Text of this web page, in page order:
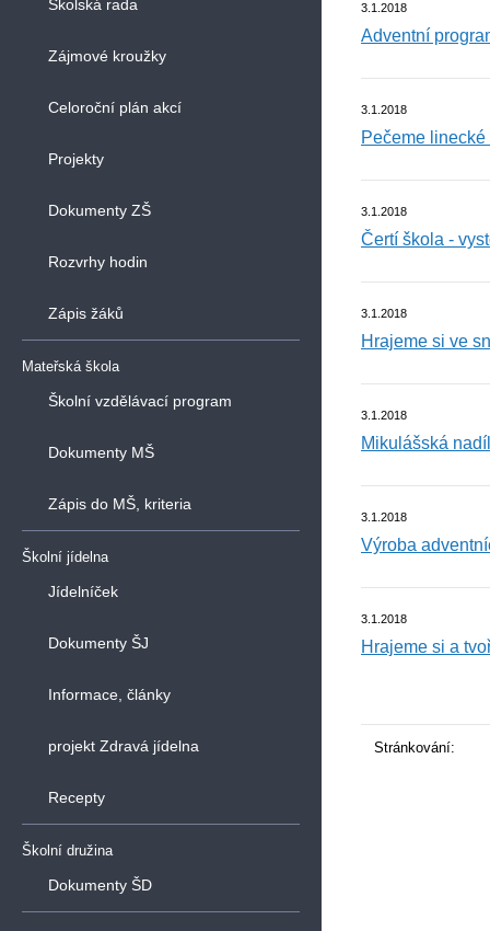
Školská rada
Zájmové kroužky
Celoroční plán akcí
Projekty
Dokumenty ZŠ
Rozvrhy hodin
Zápis žáků
Mateřská škola
Školní vzdělávací program
Dokumenty MŠ
Zápis do MŠ, kriteria
Školní jídelna
Jídelníček
Dokumenty ŠJ
Informace, články
projekt Zdravá jídelna
Recepty
Školní družina
Dokumenty ŠD
3.1.2018
Adventní
3.1.2018
Pečeme linecké
3.1.2018
Čertí škola -
3.1.2018
Hrajeme si ve
3.1.2018
Mikulášská
3.1.2018
Výroba
3.1.2018
Hrajeme si a
Stránkování: